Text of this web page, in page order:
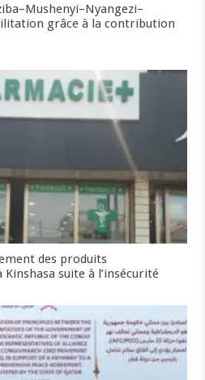
grâce à la contribution
des produits
suite à l’insécurité